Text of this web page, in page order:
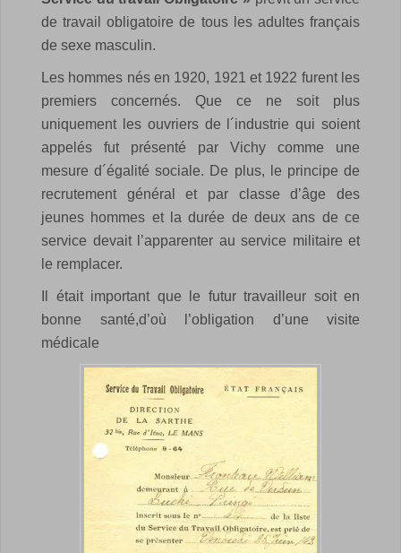
de travail obligatoire de tous les adultes français
de sexe masculin.
Les hommes nés en 1920, 1921 et 1922 furent les
premiers concernés.
Que ce ne soit plus
uniquement les ouvriers de l´industrie qui soient
appelés fut présenté par Vichy comme une
mesure d´égalité sociale. De plus, le principe de
recrutement général et par classe d’âge des
jeunes hommes et la durée de deux ans de ce
service devait l’apparenter au service militaire et
le remplacer.
Il était important que le futur travailleur soit en
bonne santé,d’où l’obligation d’une visite
médicale